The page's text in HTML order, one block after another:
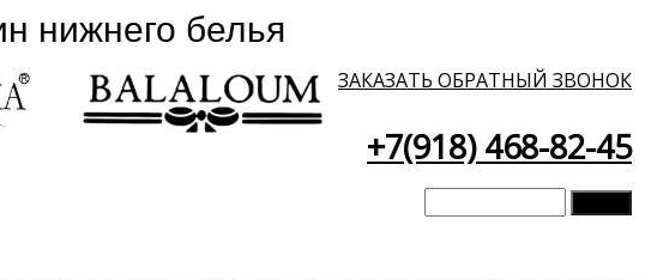
ЗАКАЗАТЬ ОБРАТНЫЙ ЗВОНОК
+7(918) 468-82-45